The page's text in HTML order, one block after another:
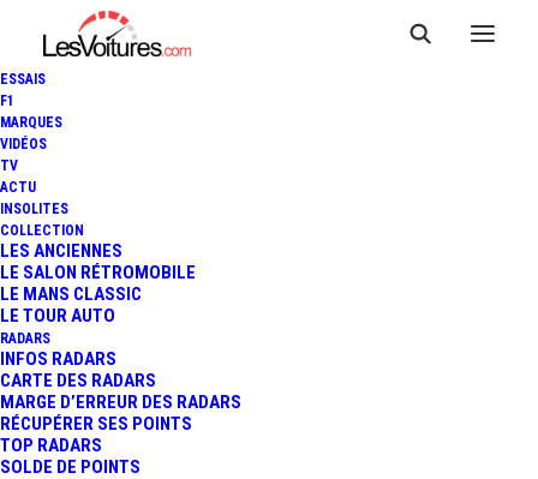
ESSAIS
F1
MARQUES
VIDÉOS
TV
ACTU
INSOLITES
COLLECTION
LES ANCIENNES
LE SALON RÉTROMOBILE
LE MANS CLASSIC
LE TOUR AUTO
RADARS
INFOS RADARS
CARTE DES RADARS
MARGE D’ERREUR DES RADARS
RÉCUPÉRER SES POINTS
TOP RADARS
SOLDE DE POINTS
10 novembre 2015